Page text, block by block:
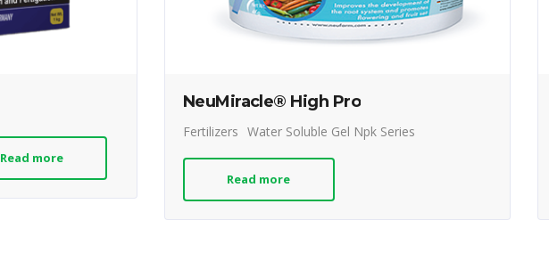
Read more
NeuMiracle® High Pro
Fertilizers Water Soluble Gel Npk Series
Read more